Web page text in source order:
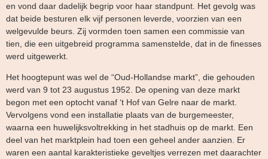
en vond daar dadelijk begrip voor haar standpunt. Het gevolg was
dat beide besturen elk vijf personen leverde, voorzien van een
welgevulde beurs. Zij vormden toen samen een commissie van
tien, die een uitgebreid programma samenstelde, dat in de finesses
werd uitgewerkt.
Het hoogtepunt was wel de “Oud-Hollandse markt”, die gehouden
werd van 9 tot 23 augustus 1952. De opening van deze markt
begon met een optocht vanaf ‘t Hof van Gelre naar de markt.
Vervolgens vond een installatie plaats van de burgemeester,
waarna een huwelijksvoltrekking in het stadhuis op de markt. Een
deel van het marktplein had toen een geheel ander aanzien. Er
waren een aantal karakteristieke geveltjes verrezen met daarachter